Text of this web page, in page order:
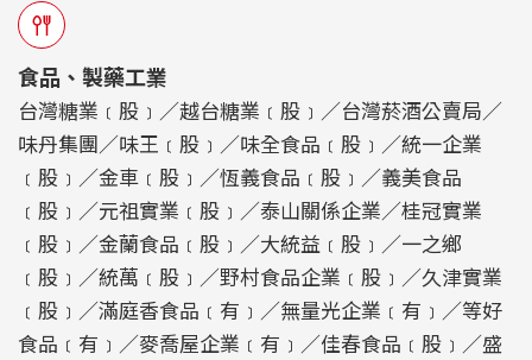
食品、製藥工業
台灣糖業﹝股﹞／越台糖業﹝股﹞／台灣菸酒公賣局／
味丹集團／味王﹝股﹞／味全食品﹝股﹞／統一企業
﹝股﹞／金車﹝股﹞／恆義食品﹝股﹞／義美食品
﹝股﹞／元祖實業﹝股﹞／泰山關係企業／桂冠實業
﹝股﹞／金蘭食品﹝股﹞／大統益﹝股﹞／一之鄉
﹝股﹞／統萬﹝股﹞／野村食品企業﹝股﹞／久津實業
﹝股﹞／滿庭香食品﹝有﹞／無量光企業﹝有﹞／等好
食品﹝有﹞／麥喬屋企業﹝有﹞／佳春食品﹝股﹞／盛